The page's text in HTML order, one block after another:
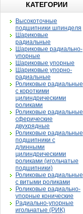
КАТЕГОРИИ
Высокоточные
подшипники шпинделя
Шариковые
радиальные
Шариковые радиально-
упорные
Шариковые упорные
Шариковые упорно-
радиальные
Роликовые радиальные
с короткими
цилиндрическими
роликами
Роликовые радиальные
сферические
двухрядные
Роликовые радиальные
подшипники с
длинными
цилиндрическими
роликами (игольчатые
подшипники)
Роликовые радиальные
с витыми роликами
Роликовые радиально-
упорные конические
Радиально-упорные
игольчатые (РИК)